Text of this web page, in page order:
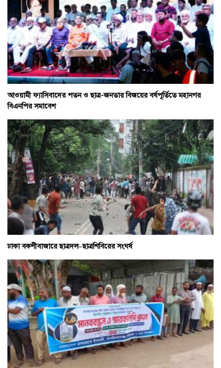
আওয়ামী ফ্যাসিবাদের পতন ও ছাত্র-জনতার বিজয়ের বর্ষপূর্তিতে মহানগর
বিএনপির সমাবেশ
ঢাকা বকশীবাজারে ছাত্রদল–ছাত্রশিবিরের সংঘর্ষ